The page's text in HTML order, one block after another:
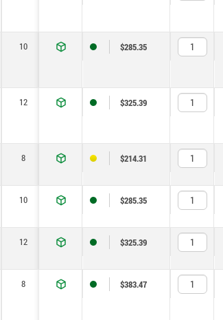
10 23 24
$285.35
12 25 30
$325.39
8 17 19
$214.31
10 23 24
$285.35
12 25 30
$325.39
8 17 19
$383.47